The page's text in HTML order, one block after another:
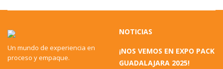
Un mundo de experiencia en
proceso y empaque.
NOTICIAS
¡NOS VEMOS EN EXPO PACK
GUADALAJARA 2025!